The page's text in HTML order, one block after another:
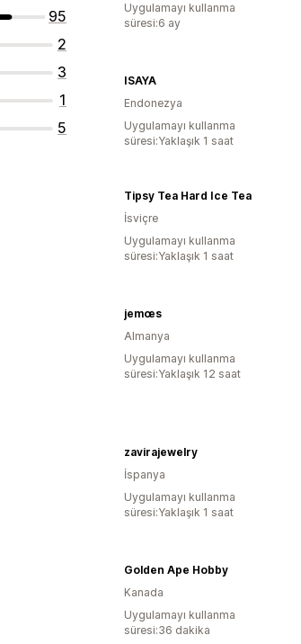
95
2
3
1
5
Uygulamayı kullanma
süresi:6 ay
ISAYA
Endonezya
Uygulamayı kullanma
süresi:Yaklaşık 1 saat
Tipsy Tea Hard Ice Tea
İsviçre
Uygulamayı kullanma
süresi:Yaklaşık 1 saat
jemœs
Almanya
Uygulamayı kullanma
süresi:Yaklaşık 12 saat
zavirajewelry
İspanya
Uygulamayı kullanma
süresi:Yaklaşık 1 saat
Golden Ape Hobby
Kanada
Uygulamayı kullanma
süresi:36 dakika